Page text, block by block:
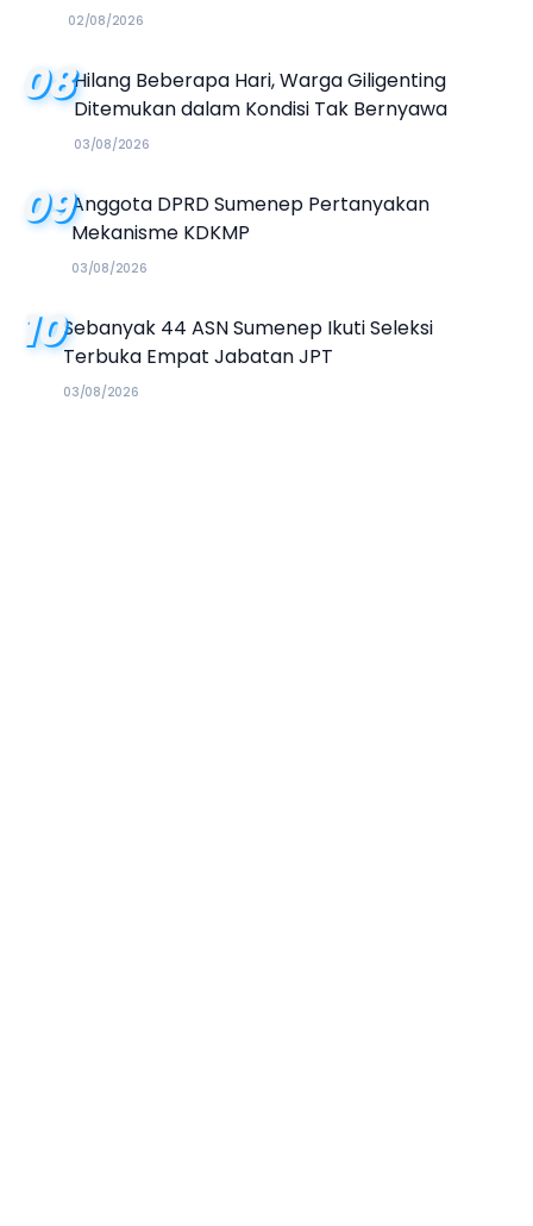
02/08/2026
08Hilang Beberapa Hari, Warga Giligenting
Ditemukan dalam Kondisi Tak Bernyawa
03/08/2026
09Anggota DPRD Sumenep Pertanyakan
Mekanisme KDKMP
03/08/2026
10Sebanyak 44 ASN Sumenep Ikuti Seleksi
Terbuka Empat Jabatan JPT
03/08/2026